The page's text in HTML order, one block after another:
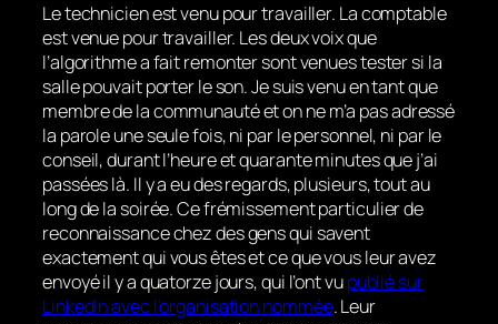
Le technicien est venu pour travailler. La comptable
est venue pour travailler. Les deux voix que
l’algorithme a fait remonter sont venues tester si la
salle pouvait porter le son. Je suis venu en tant que
membre de la communauté et on ne m’a pas adressé
la parole une seule fois, ni par le personnel, ni par le
conseil, durant l’heure et quarante minutes que j’ai
passées là. Il y a eu des regards, plusieurs, tout au
long de la soirée. Ce frémissement particulier de
reconnaissance chez des gens qui savent
exactement qui vous êtes et ce que vous leur avez
envoyé il y a quatorze jours, qui l’ont vupublié sur
LinkedIn avec l’organisation nommée. Leur